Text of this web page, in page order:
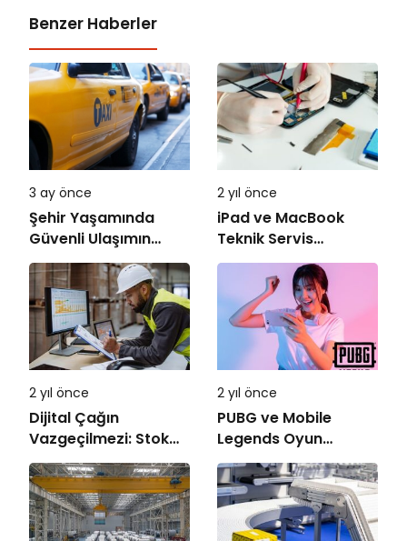
Benzer Haberler
3 ay önce
Şehir Yaşamında
Güvenli Ulaşımın
Önemi
2 yıl önce
iPad ve MacBook
Teknik Servis
Hizmetleri: Tamir
Rehberi
2 yıl önce
Dijital Çağın
Vazgeçilmezi: Stok
ve Barkod Sistemleri
2 yıl önce
PUBG ve Mobile
Legends Oyun
İçerisinde UC ve
Elmas Yükleme